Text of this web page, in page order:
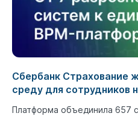
Сбербанк Страхование
среду для сотрудников
Платформа объединила 657